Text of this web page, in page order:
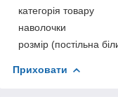
категорія товару
наволочки
розмір (постільна
Приховати